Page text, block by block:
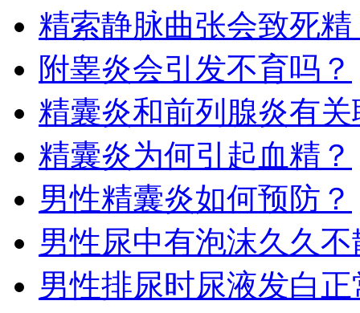
精索静脉曲张会致死精
附睾炎会引发不育吗？
精囊炎和前列腺炎有
​精囊炎为何引起血精？
男性精囊炎如何预防​？
男性尿中有泡沫久久
男性排尿时尿液发白